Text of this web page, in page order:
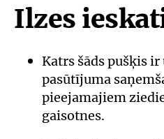
Ilzes
Katrs šāds pušķis
pasūtījuma
pieejamajiem
gaisotnes.